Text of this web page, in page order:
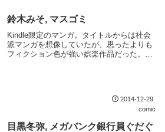
鈴木みそ, マスゴミ
Kindle限定のマンガ。タイトルからは社会
派マンガを想像していたが、思ったよりも
フィクション色が強い娯楽作品だった。エ
2014-12-29
comic
目黒冬弥, メガバンク銀行員ぐだぐ